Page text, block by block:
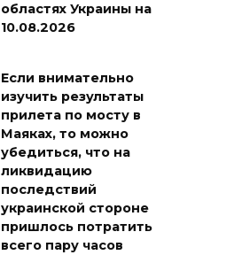
областях Украины на
10.08.2026
Если внимательно
изучить результаты
прилета по мосту в
Маяках, то можно
убедиться, что на
ликвидацию
последствий
украинской стороне
пришлось потратить
всего пару часов